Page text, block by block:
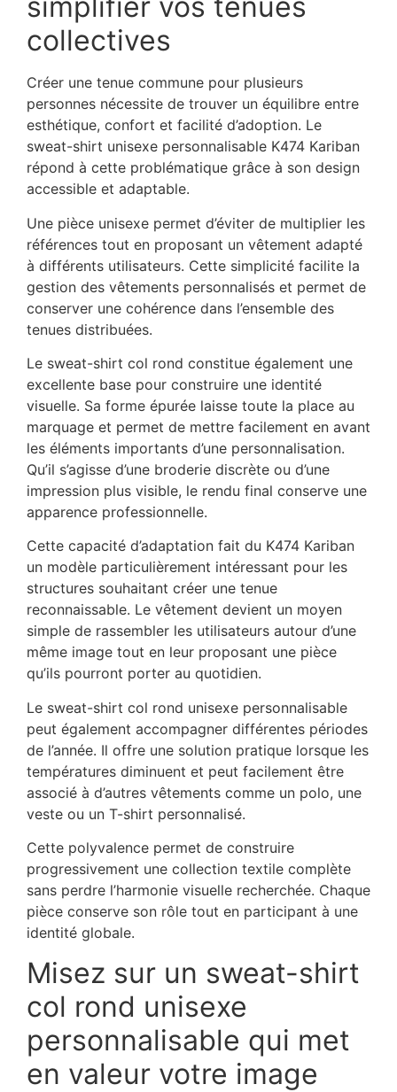
simplifier vos tenues
collectives
Créer une tenue commune pour plusieurs
personnes nécessite de trouver un équilibre entre
esthétique, confort et facilité d’adoption. Le
sweat-shirt unisexe personnalisable K474 Kariban
répond à cette problématique grâce à son design
accessible et adaptable.
Une pièce unisexe permet d’éviter de multiplier les
références tout en proposant un vêtement adapté
à différents utilisateurs. Cette simplicité facilite la
gestion des vêtements personnalisés et permet de
conserver une cohérence dans l’ensemble des
tenues distribuées.
Le sweat-shirt col rond constitue également une
excellente base pour construire une identité
visuelle. Sa forme épurée laisse toute la place au
marquage et permet de mettre facilement en avant
les éléments importants d’une personnalisation.
Qu’il s’agisse d’une broderie discrète ou d’une
impression plus visible, le rendu final conserve une
apparence professionnelle.
Cette capacité d’adaptation fait du K474 Kariban
un modèle particulièrement intéressant pour les
structures souhaitant créer une tenue
reconnaissable. Le vêtement devient un moyen
simple de rassembler les utilisateurs autour d’une
même image tout en leur proposant une pièce
qu’ils pourront porter au quotidien.
Le sweat-shirt col rond unisexe personnalisable
peut également accompagner différentes périodes
de l’année. Il offre une solution pratique lorsque les
températures diminuent et peut facilement être
associé à d’autres vêtements comme un polo, une
veste ou un T-shirt personnalisé.
Cette polyvalence permet de construire
progressivement une collection textile complète
sans perdre l’harmonie visuelle recherchée. Chaque
pièce conserve son rôle tout en participant à une
identité globale.
Misez sur un sweat-shirt
col rond unisexe
personnalisable qui met
en valeur votre image